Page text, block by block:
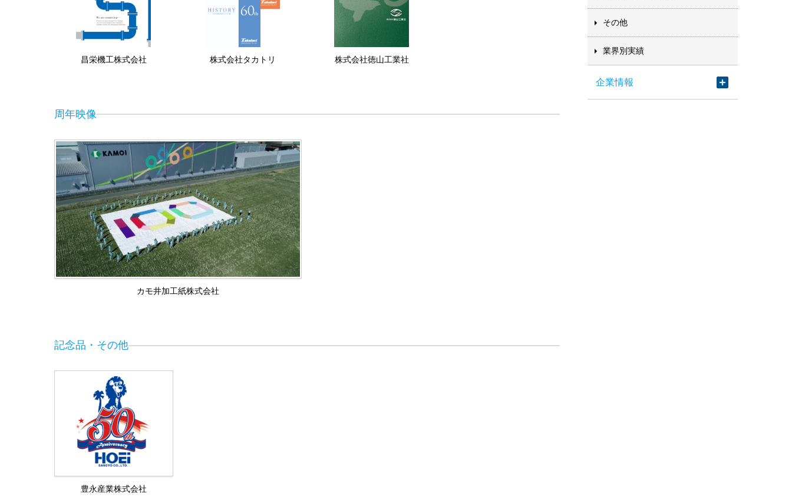
昌栄機工株式会社 株式会社タカトリ 株式会社徳山工業社
周年映像
カモ井加工紙株式会社
記念品・その他
豊永産業株式会社
その他
業界別実績
企業情報